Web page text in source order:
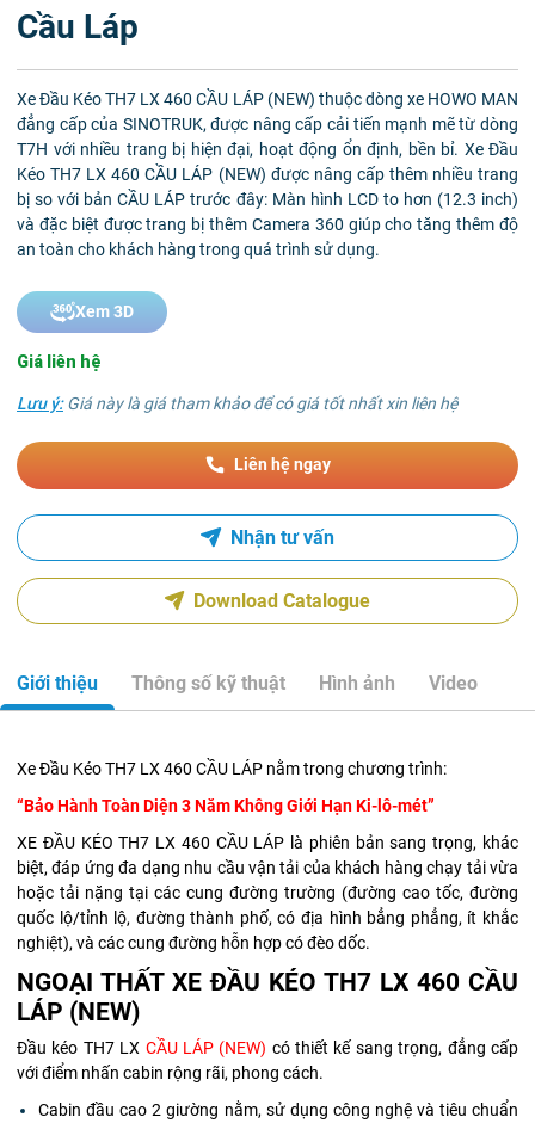
Cầu Láp
Xe Đầu Kéo TH7 LX 460 CẦU LÁP (NEW) thuộc dòng xe HOWO MAN
đẳng cấp của SINOTRUK, được nâng cấp cải tiến mạnh mẽ từ dòng
T7H với nhiều trang bị hiện đại, hoạt động ổn định, bền bỉ. Xe Đầu
Kéo TH7 LX 460 CẦU LÁP (NEW) được nâng cấp thêm nhiều trang
bị so với bản CẦU LÁP trước đây: Màn hình LCD to hơn (12.3 inch)
và đặc biệt được trang bị thêm Camera 360 giúp cho tăng thêm độ
an toàn cho khách hàng trong quá trình sử dụng.
Xem 3D
Giá liên hệ
Lưu ý:Giá này là giá tham khảo để có giá tốt nhất xin liên hệ
Liên hệ ngay
Nhận tư vấn
Download Catalogue
Giới thiệu Thông số kỹ thuật Hình ảnh Video
Xe Đầu Kéo TH7 LX 460 CẦU LÁP nằm trong chương trình:
“Bảo Hành Toàn Diện 3 Năm Không Giới Hạn Ki-lô-mét”
XE ĐẦU KÉO TH7 LX 460 CẦU LÁP là phiên bản sang trọng, khác
biệt, đáp ứng đa dạng nhu cầu vận tải của khách hàng chạy tải vừa
hoặc tải nặng tại các cung đường trường (đường cao tốc, đường
quốc lộ/tỉnh lộ, đường thành phố, có địa hình bẳng phẳng, ít khắc
nghiệt), và các cung đường hỗn hợp có đèo dốc.
NGOẠI THẤT XE ĐẦU KÉO TH7 LX 460 CẦU
LÁP (NEW)
Đầu kéo TH7 LX CẦU LÁP (NEW) có thiết kế sang trọng, đẳng cấp
với điểm nhấn cabin rộng rãi, phong cách.
Cabin đầu cao 2 giường nằm, sử dụng công nghệ và tiêu chuẩn